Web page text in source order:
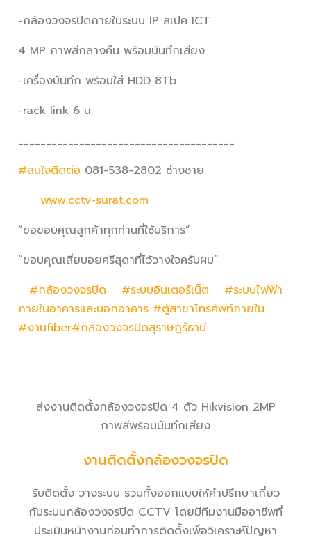
-กล้องวงจรปิดภายในระบบ IP สเปค ICT
4 MP ภาพสีกลางคืน พร้อมบันทึกเสียง
-เครื่องบันทึก พร้อมใส่ HDD 8Tb
-rack link 6 u
_______________________________________
#สนใจติดต่อ 081-538-2802 ช่างชาย
www.cctv-surat.com
“ขอขอบคุณลูกค้าทุกท่านที่ใช้บริการ”
“ขอบคุณเสี่ยบอยศรีสุดาที่ไว้วางใจครับผม”
#กล้องวงจรปิด
#ระบบอินเตอร์เน็ต
#ระบบไฟฟ้า
ภายในอาคารและนอกอาคาร #ตู้สาขาโทรศัพท์ภายใน
#งานfiber#กล้องวงจรปิดสุราษฎร์ธานี
ส่งงานติดตั้งกล้องวงจรปิด 4 ตัว Hikvision 2MP
ภาพสีพร้อมบันทึกเสียง
งานติดตั้งกล้องวงจรปิด
รับติดตั้ง วางระบบ รวมทั้งออกแบบให้คำปรึกษาเกี่ยว
กับระบบกล้องวงจรปิด CCTV โดยมีทีมงานมืออาชีพที่
ประเมินหน้างานก่อนทำการติดตั้งเพื่อวิเคราะห์ปัญหา